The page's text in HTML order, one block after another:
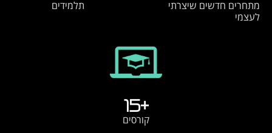
מתחרים חדשים שיצרתי
לעצמי
תלמידים
קורסים
+
15